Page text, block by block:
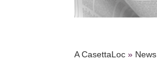
A CasettaLoc » News